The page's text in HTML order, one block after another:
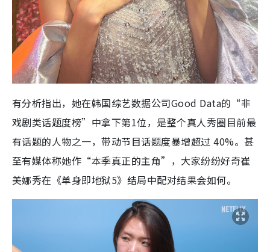
有分析指出，她在韩国综艺数据公司Good Data的“非
戏剧类话题度榜”中拿下第1位，是整个真人秀圈目前最
有话题的人物之一，带动节目话题度暴增超过 40%。甚
至有媒体称她作“本季真正的主角”，大家纷纷好奇崔
美娜秀在《单身即地狱5》结局中配对结果会如何。